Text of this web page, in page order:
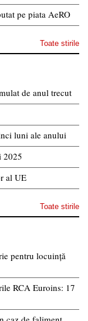
pe piata AeRO
Toate stirile
de anul trecut
luni ale anului
2025
al UE
Toate stirile
pentru locuință
RCA Euroins: 17